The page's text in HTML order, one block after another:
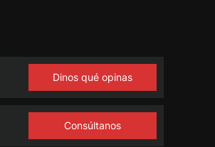
Dinos qué opinas
Consúltanos